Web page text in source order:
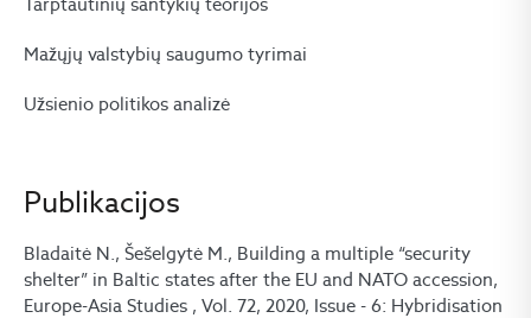
Mažųjų valstybių saugumo tyrimai
Užsienio politikos analizė
Publikacijos
Bladaitė N., Šešelgytė M., Building a multiple “security
shelter” in Baltic states after the EU and NATO accession,
Europe-Asia Studies , Vol. 72, 2020, Issue - 6: Hybridisation